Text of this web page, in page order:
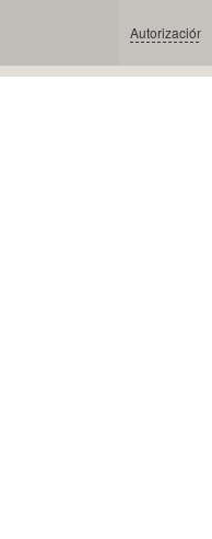
Autorización